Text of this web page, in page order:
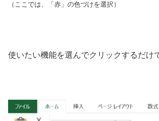
（ここでは、「赤」の色づけを選択）
使いたい機能を選んでクリックするだけ